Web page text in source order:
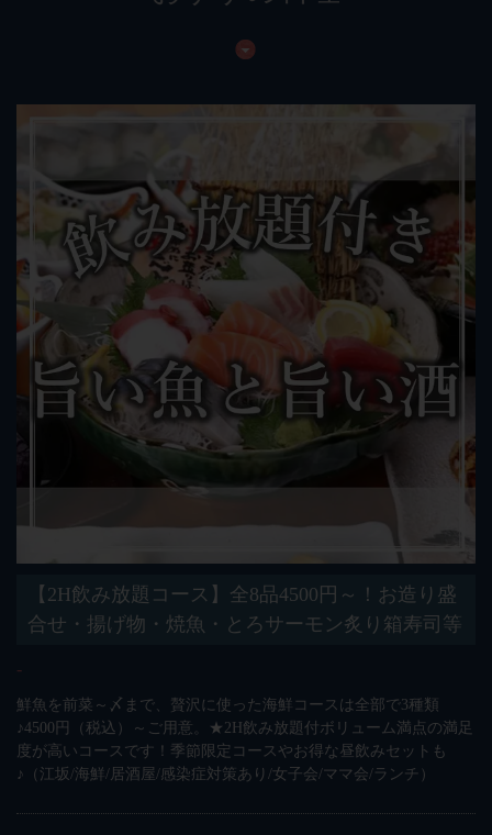
【2H飲み放題コース】全8品4500円～！お造り盛
合せ・揚げ物・焼魚・とろサーモン炙り箱寿司等
‐
鮮魚を前菜～〆まで、贅沢に使った海鮮コースは全部で3種類
♪4500円（税込）～ご用意。★2H飲み放題付ボリューム満点の満足
度が高いコースです！季節限定コースやお得な昼飲みセットも
♪（江坂/海鮮/居酒屋/感染症対策あり/女子会/ママ会/ランチ）